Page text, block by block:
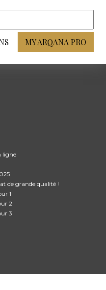
MY ARQANA PRO
ligne
de grande qualité !
1
2
3